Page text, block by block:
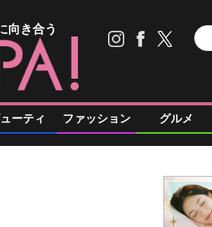
向き合う
ーティ ファッション グルメ